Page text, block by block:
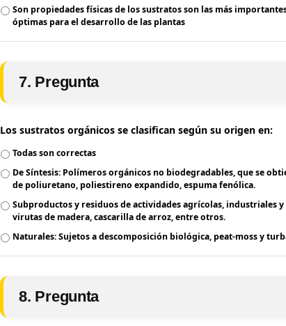
Son propiedades físicas de los sustratos son las más
óptimas para el desarrollo de las plantas
7. Pregunta
Los sustratos orgánicos se clasifican según su origen en:
Todas son correctas
De Síntesis: Polímeros orgánicos no biodegradables, que se
de poliuretano, poliestireno expandido, espuma fenólica.
Subproductos y residuos de actividades agrícolas, industriales
virutas de madera, cascarilla de arroz, entre otros.
Naturales: Sujetos a descomposición biológica, peat-moss y
8. Pregunta